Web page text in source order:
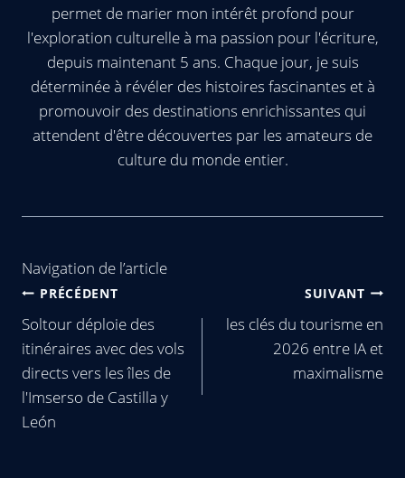
permet de marier mon intérêt profond pour
l'exploration culturelle à ma passion pour l'écriture,
depuis maintenant 5 ans. Chaque jour, je suis
déterminée à révéler des histoires fascinantes et à
promouvoir des destinations enrichissantes qui
attendent d'être découvertes par les amateurs de
culture du monde entier.
Navigation de l’article
PRÉCÉDENT
Soltour déploie des
itinéraires avec des vols
directs vers les îles de
l'Imserso de Castilla y
León
SUIVANT
les clés du tourisme en
2026 entre IA et
maximalisme